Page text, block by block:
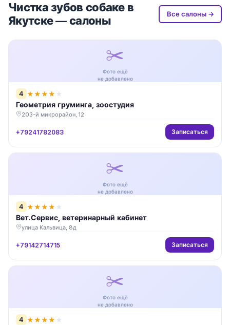
Чистка зубов собаке в
Якутске — салоны
Все салоны →
✂️
Фото ещё
не добавлено
4 ★★★★ ★
Геометрия груминга, зоостудия
203-й микрорайон, 12
+79241782083 Записаться
✂️
Фото ещё
не добавлено
4 ★★★★ ★
Вет.Сервис, ветеринарный кабинет
улица Кальвица, 8д
+79142714715 Записаться
✂️
Фото ещё
не добавлено
4 ★★★★ ★